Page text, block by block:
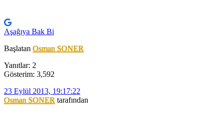
Aşağıya Bak Bi
BaşlatanOsman SONER
Yanıtlar: 2
Gösterim: 3,592
23 Eylül 2013, 19:17:22
Osman SONER tarafından